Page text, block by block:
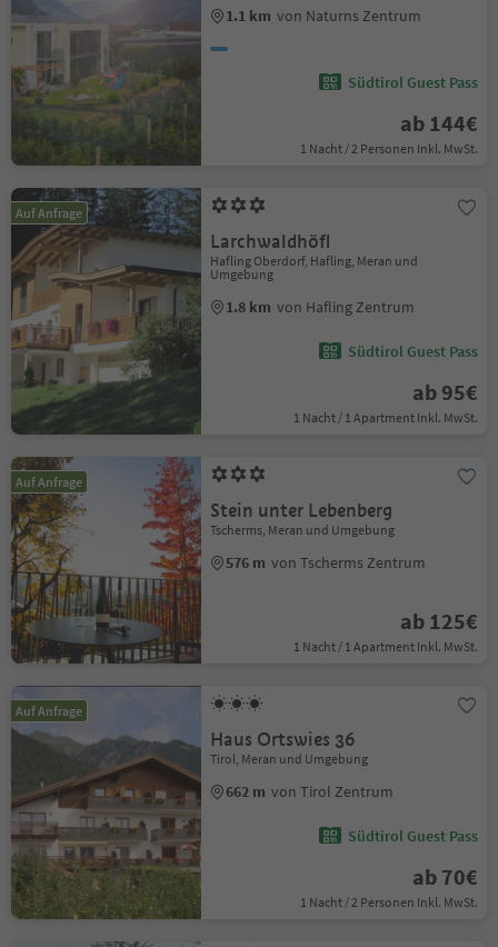
1.1 km von Naturns Zentrum
Südtirol Guest Pass
ab 144€
1 Nacht / 2 Personen Inkl. MwSt.
Auf Anfrage
Larchwaldhöfl
Hafling Oberdorf, Hafling, Meran und
Umgebung
1.8 km von Hafling Zentrum
Südtirol Guest Pass
ab 95€
1 Nacht / 1 Apartment Inkl. MwSt.
Auf Anfrage
Stein unter Lebenberg
Tscherms, Meran und Umgebung
576 m von Tscherms Zentrum
ab 125€
1 Nacht / 1 Apartment Inkl. MwSt.
Auf Anfrage
Haus Ortswies 36
Tirol, Meran und Umgebung
662 m von Tirol Zentrum
Südtirol Guest Pass
ab 70€
1 Nacht / 2 Personen Inkl. MwSt.